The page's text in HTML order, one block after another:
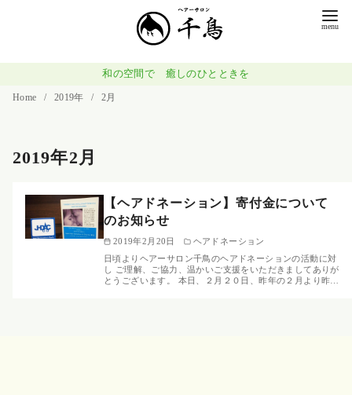
和の空間で 癒しのひとときを
Home 2019年 2月
2019年2月
【ヘアドネーション】寄付金について
のお知らせ
2019年2月20日
ヘアドネーション
日頃よりヘアーサロン千鳥のヘアドネーションの活動に対
し ご理解、ご協力、温かいご支援をいただきましてありが
とうございます。 本日、２月２０日、昨年の２月より昨…